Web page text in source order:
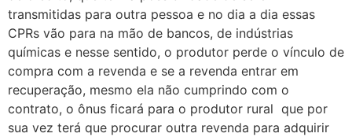
transmitidas para outra pessoa e no dia a dia essas
CPRs vão para na mão de bancos, de indústrias
químicas e nesse sentido, o produtor perde o vínculo de
compra com a revenda e se a revenda entrar em
recuperação, mesmo ela não cumprindo com o
contrato, o ônus ficará para o produtor rural que por
sua vez terá que procurar outra revenda para adquirir